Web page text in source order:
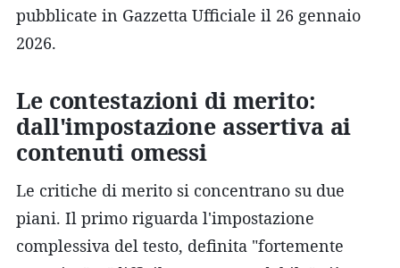
pubblicate in Gazzetta Ufficiale il 26 gennaio
2026.
Le contestazioni di merito:
dall'impostazione assertiva ai
contenuti omessi
Le critiche di merito si concentrano su due
piani. Il primo riguarda l'impostazione
complessiva del testo, definita "fortemente